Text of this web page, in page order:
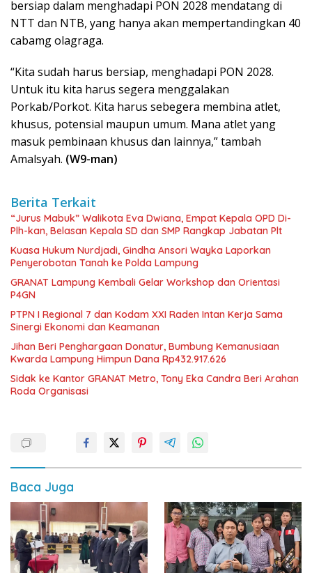
bersiap dalam menghadapi PON 2028 mendatang di
NTT dan NTB, yang hanya akan mempertandingkan 40
cabamg olagraga.
“Kita sudah harus bersiap, menghadapi PON 2028.
Untuk itu kita harus segera menggalakan
Porkab/Porkot. Kita harus sebegera membina atlet,
khusus, potensial maupun umum. Mana atlet yang
masuk pembinaan khusus dan lainnya,” tambah
Amalsyah. (W9-man)
Berita Terkait
“Jurus Mabuk” Walikota Eva Dwiana, Empat Kepala OPD Di-
Plh-kan, Belasan Kepala SD dan SMP Rangkap Jabatan Plt
Kuasa Hukum Nurdjadi, Gindha Ansori Wayka Laporkan
Penyerobotan Tanah ke Polda Lampung
GRANAT Lampung Kembali Gelar Workshop dan Orientasi
P4GN
PTPN I Regional 7 dan Kodam XXI Raden Intan Kerja Sama
Sinergi Ekonomi dan Keamanan
Jihan Beri Penghargaan Donatur, Bumbung Kemanusiaan
Kwarda Lampung Himpun Dana Rp432.917.626
‎Sidak ke Kantor GRANAT Metro, Tony Eka Candra Beri Arahan
Roda Organisasi
Baca Juga